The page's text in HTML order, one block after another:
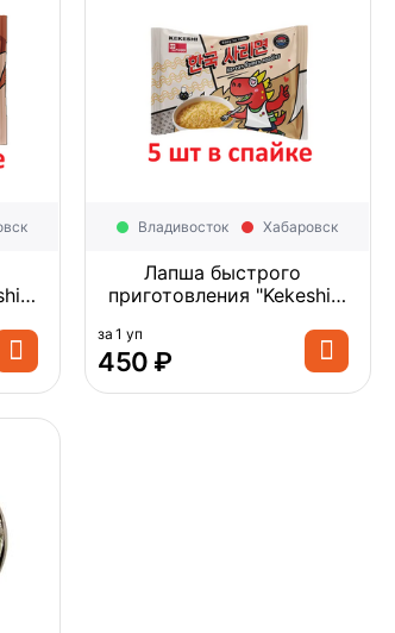
Лапша быстрого
приготовления "Kekeshi"
noodles простая, Корея
Владивосток Хабаровск
‍450‍ ₽
за 1 уп